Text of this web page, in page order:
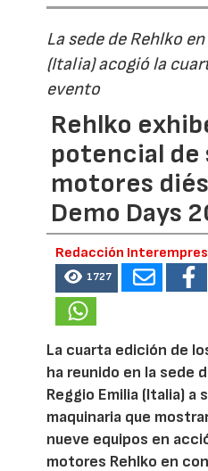
La sede de Rehlko
(Italia) acogió la
evento
Rehlko
potencial de
motores
Demo Days
Redacción
1727
La cuarta edición de
ha reunido en la sede
Reggio Emilia (Italia)
maquinaria que
nueve equipos en
motores Rehlko en